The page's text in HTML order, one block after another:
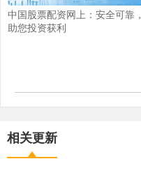
中国股票配资网上：安全可靠，
助您投资获利
相关更新